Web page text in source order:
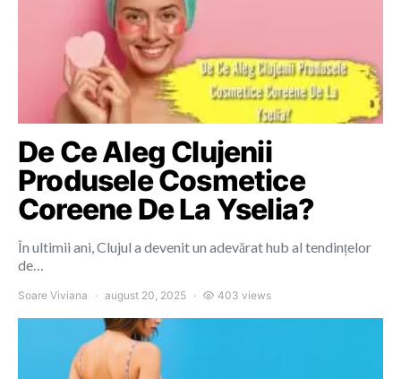
De Ce Aleg Clujenii
Produsele Cosmetice
Coreene De La Yselia?
În ultimii ani, Clujul a devenit un adevărat hub al tendințelor
de…
Soare Viviana august 20, 2025 403 views